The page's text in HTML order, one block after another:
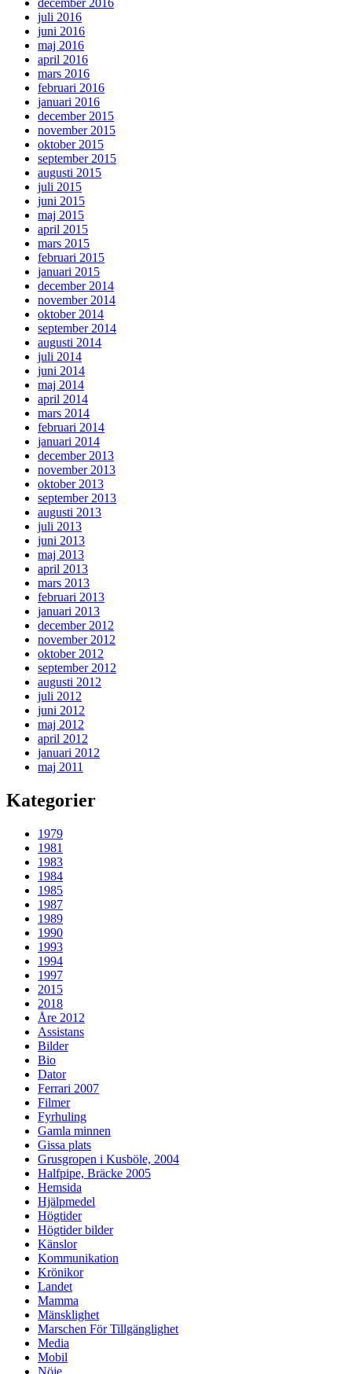
december 2016
juli 2016
juni 2016
maj 2016
april 2016
mars 2016
februari 2016
januari 2016
december 2015
november 2015
oktober 2015
september 2015
augusti 2015
juli 2015
juni 2015
maj 2015
april 2015
mars 2015
februari 2015
januari 2015
december 2014
november 2014
oktober 2014
september 2014
augusti 2014
juli 2014
juni 2014
maj 2014
april 2014
mars 2014
februari 2014
januari 2014
december 2013
november 2013
oktober 2013
september 2013
augusti 2013
juli 2013
juni 2013
maj 2013
april 2013
mars 2013
februari 2013
januari 2013
december 2012
november 2012
oktober 2012
september 2012
augusti 2012
juli 2012
juni 2012
maj 2012
april 2012
januari 2012
maj 2011
Kategorier
1979
1981
1983
1984
1985
1987
1989
1990
1993
1994
1997
2015
2018
Åre 2012
Assistans
Bilder
Bio
Dator
Ferrari 2007
Filmer
Fyrhuling
Gamla minnen
Gissa plats
Grusgropen i Kusböle, 2004
Halfpipe, Bräcke 2005
Hemsida
Hjälpmedel
Högtider
Högtider bilder
Känslor
Kommunikation
Krönikor
Landet
Mamma
Mänsklighet
Marschen För Tillgänglighet
Media
Mobil
Nöje